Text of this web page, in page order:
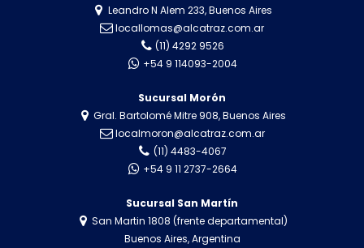
Leandro N Alem 233, Buenos Aires
locallomas@alcatraz.com.ar
(11) 4292 9526
+54 9 114093-2004
Sucursal Morón
Gral. Bartolomé Mitre 908, Buenos Aires
localmoron@alcatraz.com.ar
(11) 4483-4067
+54 9 11 2737-2664
Sucursal San Martín
San Martin 1808 (frente departamental)
Buenos Aires, Argentina